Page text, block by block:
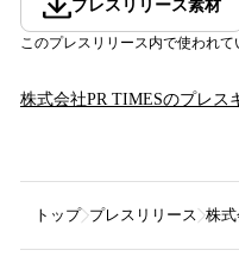
プレスリリース素材
このプレスリリース内で使われ
株式会社PR TIMESのプレス
トップ プレスリリース 株式